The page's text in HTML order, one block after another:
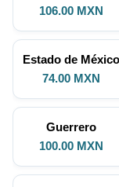
106.00 MXN
Estado de México
74.00 MXN
Guerrero
100.00 MXN